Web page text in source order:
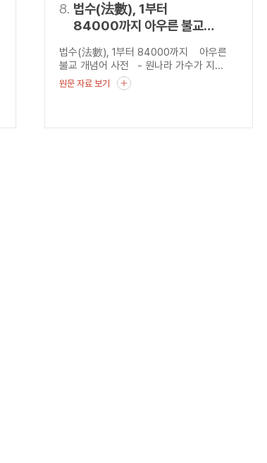
8. 법수(法數), 1부터
84000까지 아우른 불교
개념어 사전 - 원나라 가수가
지은 『장승법수(藏乘法數)』를
중심으로 -
법수(法數), 1부터 84000까지 아우른
불교 개념어 사전 - 원나라 가수가 지...
원문 자료 보기